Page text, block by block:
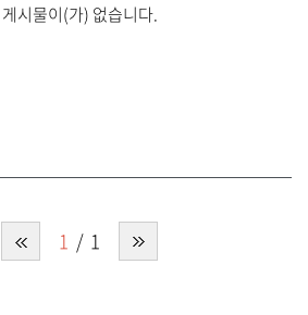
게시물이(가) 없습니다.
1 1